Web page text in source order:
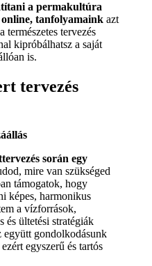
a permakultúra
tanfolyamaink azt
természetes tervezés
kipróbálhatsz a saját
is.
tervezés
során egy
mire van szükséged
támogatok, hogy
képes, harmonikus
a vízforrások,
és ültetési stratégiák
együtt gondolkodásunk
egyszerű és tartós